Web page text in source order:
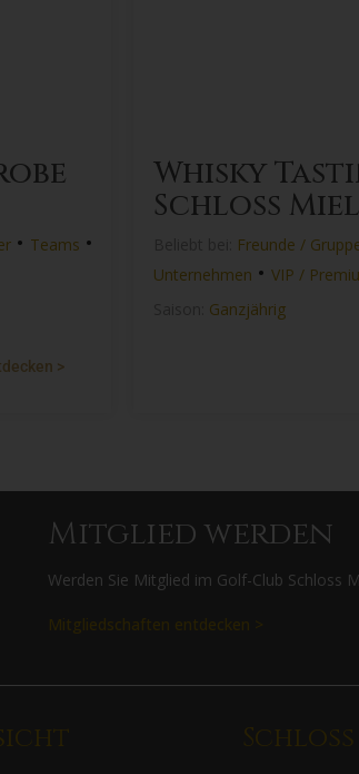
• Teams •
>
Whisky
Schloss Miel
Freunde /
Unternehmen • VIP /
Ganzjährig
Mitglied werden
Werden Sie Mitglied im Golf-Club Schloss
Mitgliedschaften entdecken >